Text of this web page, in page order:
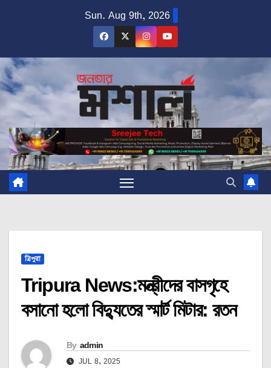
Sun. Aug 9th, 2026
ত্রিপুরা
Tripura News:মন্ত্রীদের বাসগৃহে
বসানো হলো বিদ্যুতের স্মার্ট মিটার: রতন
By admin
JUL 8, 2025